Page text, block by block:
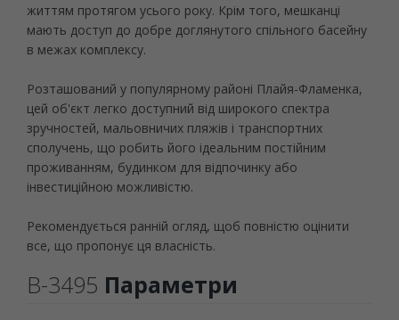
життям протягом усього року. Крім того, мешканці
мають доступ до добре доглянутого спільного басейну
в межах комплексу.
Розташований у популярному районі Плайя-Фламенка,
цей об'єкт легко доступний від широкого спектра
зручностей, мальовничих пляжів і транспортних
сполучень, що робить його ідеальним постійним
проживанням, будинком для відпочинку або
інвестиційною можливістю.
Рекомендується ранній огляд, щоб повністю оцінити
все, що пропонує ця власність.
B-3495 Параметри